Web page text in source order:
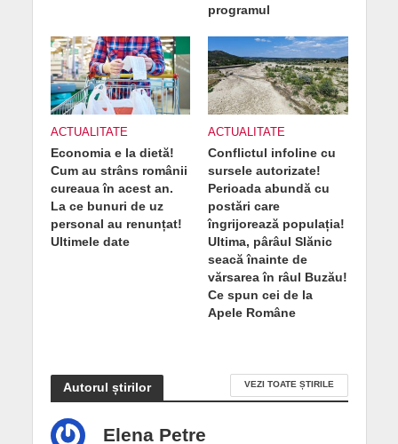
programul
ACTUALITATE
Economia e la dietă!
Cum au strâns românii
cureaua în acest an.
La ce bunuri de uz
personal au renunțat!
Ultimele date
ACTUALITATE
Conflictul infoline cu
sursele autorizate!
Perioada abundă cu
postări care
îngrijorează populația!
Ultima, pârâul Slănic
seacă înainte de
vărsarea în râul Buzău!
Ce spun cei de la
Apele Române
Autorul știrilor VEZI TOATE ȘTIRILE
Elena Petre